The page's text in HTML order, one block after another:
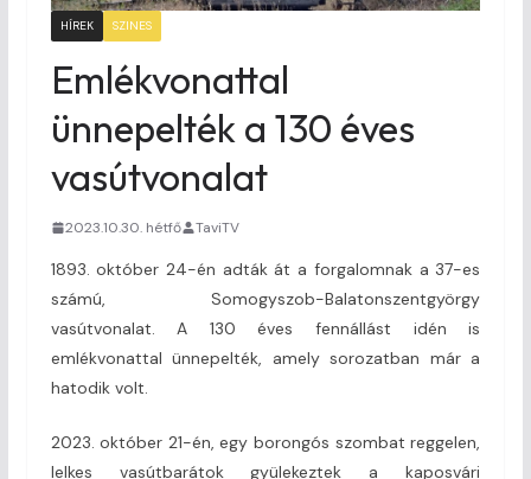
HÍREK SZINES
Emlékvonattal
ünnepelték a 130 éves
vasútvonalat
2023.10.30. hétfő TaviTV
1893. október 24-én adták át a forgalomnak a 37-es
számú, Somogyszob-Balatonszentgyörgy
vasútvonalat. A 130 éves fennállást idén is
emlékvonattal ünnepelték, amely sorozatban már a
hatodik volt.
2023. október 21-én, egy borongós szombat reggelen,
lelkes vasútbarátok gyülekeztek a kaposvári